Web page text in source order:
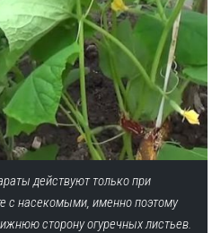
действуют только при
с насекомыми, именно поэтому
сторону огуречных листьев.